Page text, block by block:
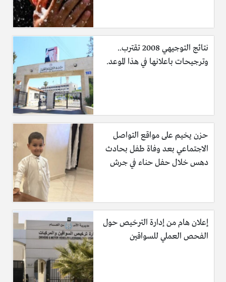
نتائج التوجيهي 2008 تقترب..
وترجيحات باعلانها في هذا الموعد.
حزن يخيم على مواقع التواصل
الاجتماعي بعد وفاة طفل بحادث
دهس خلال حفل حناء في جرش
إعلان هام من إدارة الترخيص حول
الفحص العملي للسواقين